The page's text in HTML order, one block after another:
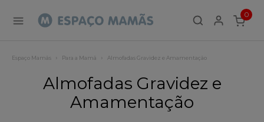
0
ITEMS
Espaço Mamãs Para a Mamã Almofadas Gravidez e Amamentação
Almofadas Gravidez e
Amamentação